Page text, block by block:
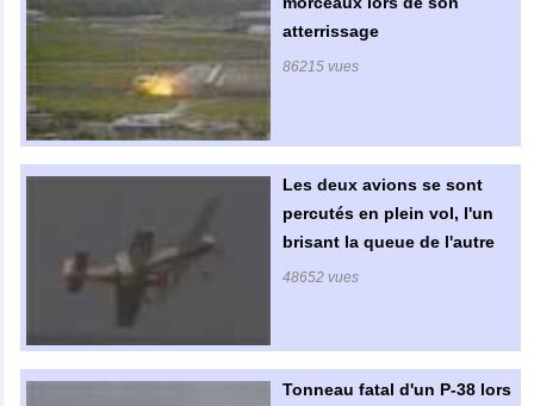
atterrissage
86215 vues
Les deux avions se sont
percutés en plein vol, l'un
brisant la queue de l'autre
48652 vues
Tonneau fatal d'un P-38 lors